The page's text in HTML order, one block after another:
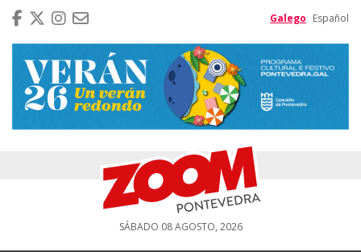
Galego Español
SÁBADO 08 AGOSTO, 2026